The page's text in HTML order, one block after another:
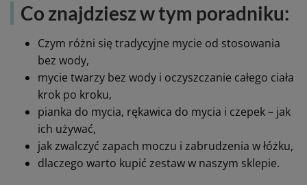
Co znajdziesz w tym poradniku:
Czym różni się tradycyjne mycie od stosowania
bez wody,
mycie twarzy bez wody i oczyszczanie całego ciała
krok po kroku,
pianka do mycia, rękawica do mycia i czepek – jak
ich używać,
jak zwalczyć zapach moczu i zabrudzenia w łóżku,
dlaczego warto kupić zestaw w naszym sklepie.